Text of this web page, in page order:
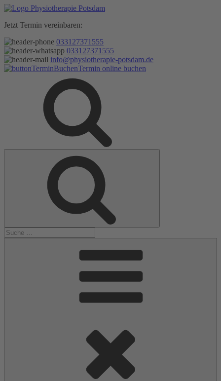
Zum
springen
Jetzt Termin vereinbaren:
033127371555
033127371555
info@physiotherapie-potsdam.de
Termin online buchen